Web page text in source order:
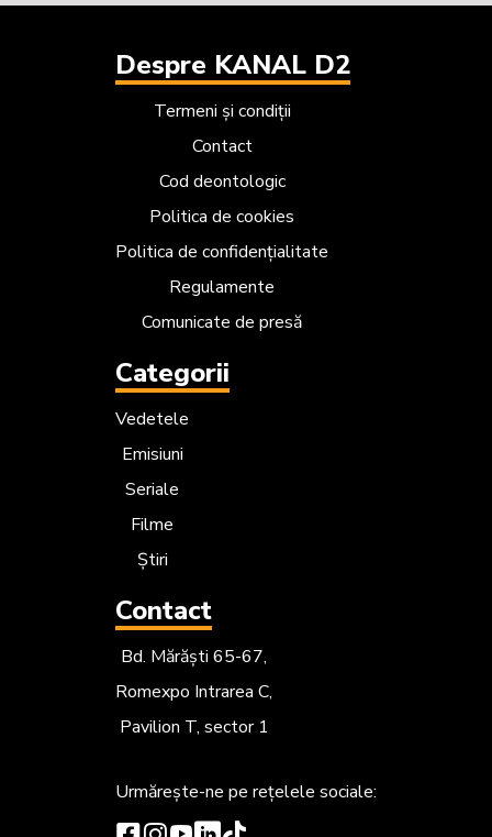
Despre KANAL D2
Termeni și condiții
Contact
Cod deontologic
Politica de cookies
Politica de confidențialitate
Regulamente
Comunicate de presă
Categorii
Vedetele
Emisiuni
Seriale
Filme
Știri
Contact
Bd. Mărăști 65-67,
Romexpo Intrarea C,
Pavilion T, sector 1
Urmărește-ne pe rețelele sociale: